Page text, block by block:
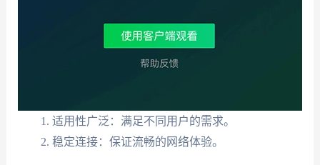
适用性广泛：满足不同用户的需求。
稳定连接：保证流畅的网络体验。